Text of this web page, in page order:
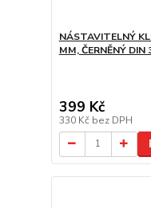
NÁSTAVITELNÝ
MM, ČERNĚNÝ DIN
399 Kč
330 Kč bez DPH